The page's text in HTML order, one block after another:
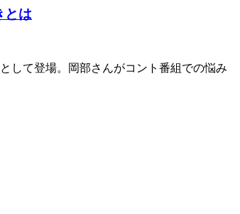
とは
して登場。岡部さんがコント番組での悩み